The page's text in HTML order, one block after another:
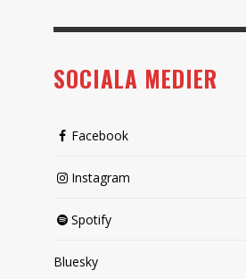
SOCIALA MEDIER
Facebook
Instagram
Spotify
Bluesky